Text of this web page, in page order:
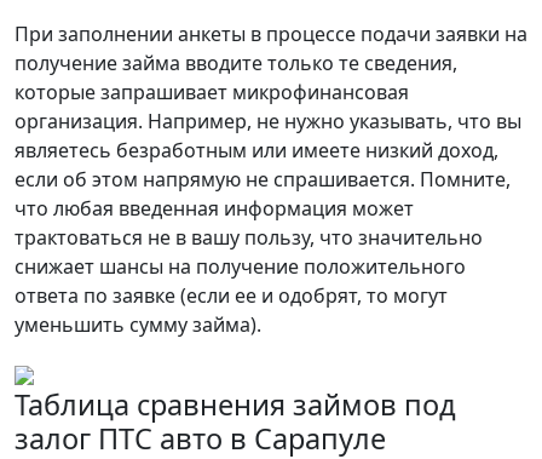
При заполнении анкеты в процессе подачи заявки на
получение займа вводите только те сведения,
которые запрашивает микрофинансовая
организация. Например, не нужно указывать, что вы
являетесь безработным или имеете низкий доход,
если об этом напрямую не спрашивается. Помните,
что любая введенная информация может
трактоваться не в вашу пользу, что значительно
снижает шансы на получение положительного
ответа по заявке (если ее и одобрят, то могут
уменьшить сумму займа).
Таблица сравнения займов под
залог ПТС авто в Сарапуле